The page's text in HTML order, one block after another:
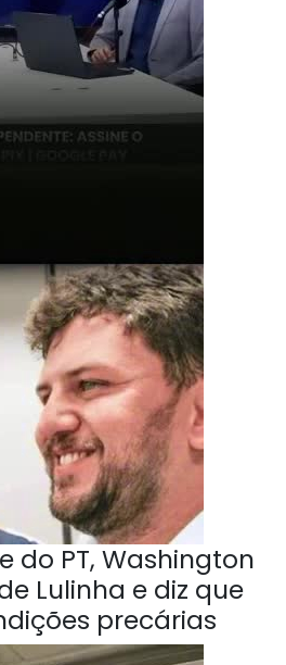
do PT, Washington
Lulinha e diz que
precárias